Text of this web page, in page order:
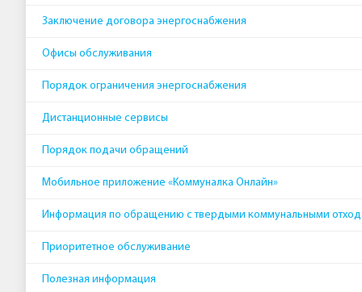
Заключение договора энергоснабжения
Офисы обслуживания
Порядок ограничения энергоснабжения
Дистанционные сервисы
Порядок подачи обращений
Мобильное приложение «Коммуналка Онлайн»
Информация по обращению с твердыми коммунальными
Приоритетное обслуживание
Полезная информация